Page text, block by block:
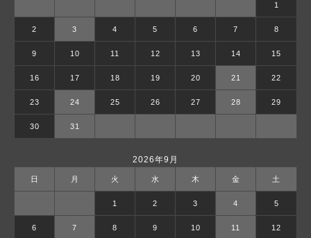
1
2 3 4 5 6 7 8
9 10 11 12 13 14 15
16 17 18 19 20 21 22
23 24 25 26 27 28 29
30 31
2026年9月
日 月 火 水 木 金 土
1 2 3 4 5
6 7 8 9 10 11 12